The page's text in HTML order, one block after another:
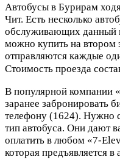
Автобусы в Бурирам
Чит. Есть несколько
обслуживающих данный
можно купить на втором
отправляются каждые
Стоимость проезда
В популярной компании
заранее забронировать
телефону (1624). Нужно
тип автобуса. Они дают
оплатить в любом «7-
которая предъявляется в